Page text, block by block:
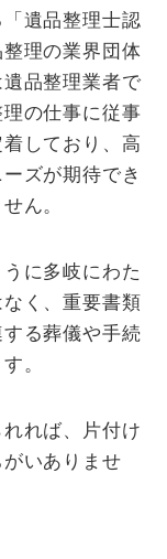
遺品整理士認
理の業界団体
品整理業者で
の仕事に従事
しており、高
ズが期待でき
ん。
に多岐にわた
く、重要書類
る葬儀や手続
。
れば、片付け
いありませ